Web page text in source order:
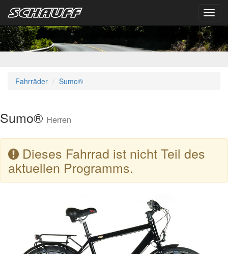
Fahrräder Sumo®
Sumo® Herren
Dieses Fahrrad ist nicht Teil des
aktuellen Programms.